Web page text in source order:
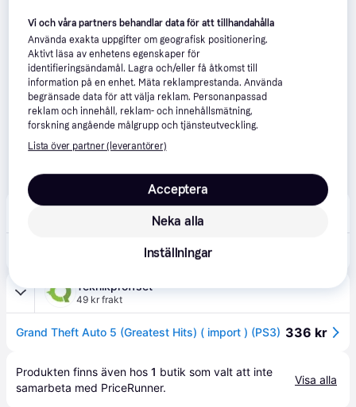
Ginza 4.8(13)
Grand Theft Auto 5 (Greatest Hits) ( import )
Teknikproffset
49 kr frakt
Grand Theft Auto 5 (Greatest Hits) ( import ) (PS3) 336 kr
Produkten finns även hos 1 butik som valt att inte
samarbeta med PriceRunner.
Visa alla
Vi och våra partners behandlar data för att tillhandahålla
Använda exakta uppgifter om geografisk positionering.
Aktivt läsa av enhetens egenskaper för
identifieringsändamål. Lagra och/eller få åtkomst till
information på en enhet. Mäta reklamprestanda. Använda
begränsade data för att välja reklam. Personanpassad
reklam och innehåll, reklam- och innehållsmätning,
forskning angående målgrupp och tjänsteutveckling.
Lista över partner (leverantörer)
Neka alla
Acceptera
Inställningar